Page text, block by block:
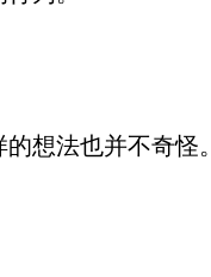
想法也并不奇怪。